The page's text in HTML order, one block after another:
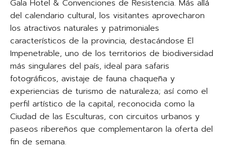
Gala Hotel & Convenciones de Resistencia. Más allá
del calendario cultural, los visitantes aprovecharon
los atractivos naturales y patrimoniales
característicos de la provincia, destacándose El
Impenetrable, uno de los territorios de biodiversidad
más singulares del país, ideal para safaris
fotográficos, avistaje de fauna chaqueña y
experiencias de turismo de naturaleza; así como el
perfil artístico de la capital, reconocida como la
Ciudad de las Esculturas, con circuitos urbanos y
paseos ribereños que complementaron la oferta del
fin de semana.